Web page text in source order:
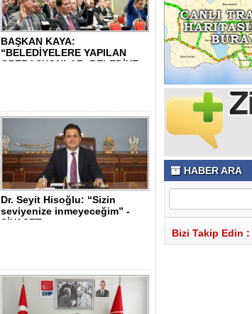
HABER ARA
Bizi Takip Edin :
BAŞKAN KAYA:
“BELEDİYELERE YAPILAN
OPERASYONLAR, BELEDİYE
Dr. Seyit Hisoğlu: “Sizin
seviyenize inmeyeceğim” -
SİYASET..